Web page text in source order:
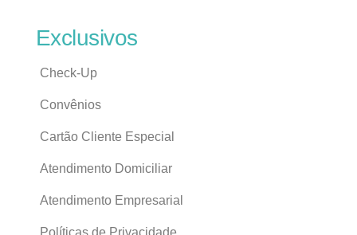
Exclusivos
Check-Up
Convênios
Cartão Cliente Especial
Atendimento Domiciliar
Atendimento Empresarial
Políticas de Privacidade